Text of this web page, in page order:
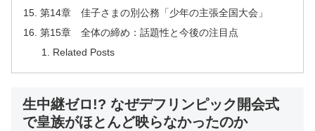
第14章 佳子さまの別公務「少年の主張全国大会」
第15章 全体の締め：話題性と今後の注目点
Related Posts
生中継ゼロ!? なぜデフリンピック開会式
で皇族がほとんど映らなかったのか